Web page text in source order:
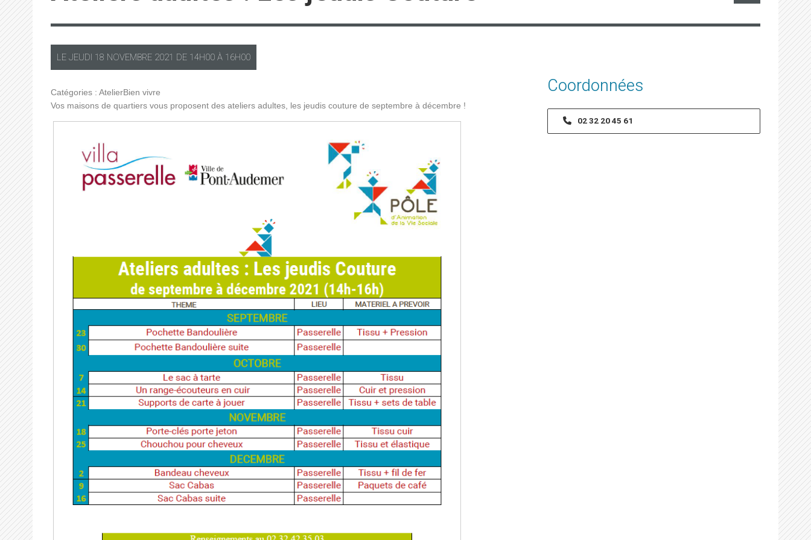
LEJEUDI 18 NOVEMBRE 2021 DE 14H00À 16H00
Catégories : AtelierBien vivre
Vos maisons de quartiers vous proposent des ateliers adultes, les jeudis couture de septembre à décembre !
Coordonnées
02 32 20 45 61